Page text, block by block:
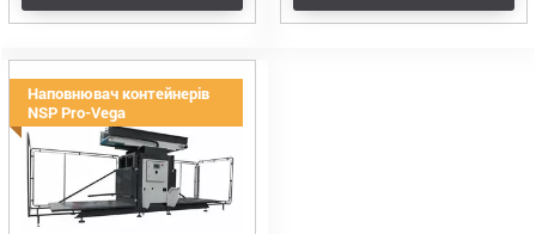
Наповнювач контейнерів
NSP Pro-Vega